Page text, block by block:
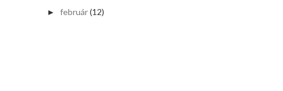
► február(12)